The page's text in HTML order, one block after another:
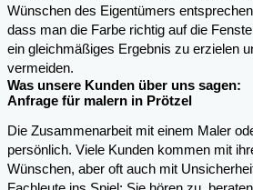
Wünschen des Eigentümers
dass man die Farbe richtig auf die
ein gleichmäßiges Ergebnis zu erzielen
vermeiden.
Was unsere Kunden über uns sagen:
Anfrage für malern in Prötzel
Die Zusammenarbeit mit einem Maler
persönlich. Viele Kunden kommen mit
Wünschen, aber oft auch mit